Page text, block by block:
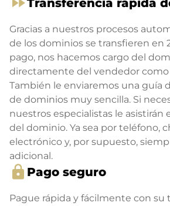
Transferencia rápida
Gracias a nuestros procesos
de los dominios se transfieren en
pago, nos hacemos cargo del
directamente del vendedor como
También le enviaremos una guía
de dominios muy sencilla. Si
nuestros especialistas le asistirán
del dominio. Ya sea por teléfono,
electrónico y, por supuesto,
adicional.
lock Pago seguro
Pague rápida y fácilmente con su